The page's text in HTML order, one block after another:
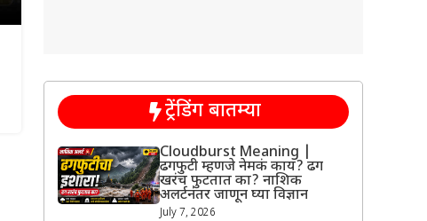
ट्रेंडिंग बातम्या
Cloudburst Meaning |
ढगफुटी म्हणजे नेमकं काय? ढग
खरंच फुटतात का? नाशिक
अलर्टनंतर जाणून घ्या विज्ञान
July 7, 2026